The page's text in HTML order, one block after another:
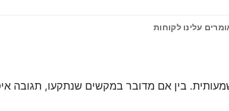
עלינו לקוחות
בין אם מדובר במקשים שנתקעו, תגובה